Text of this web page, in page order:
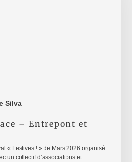
Silva
– Entrepont et
« Festives ! » de Mars 2026 organisé
un collectif d’associations et